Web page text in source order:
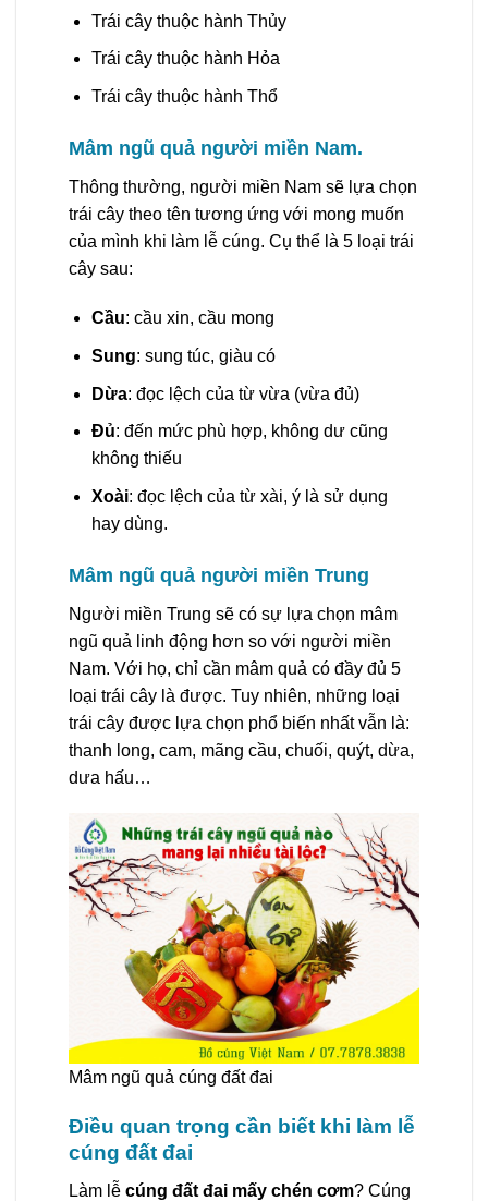
Trái cây thuộc hành Thủy
Trái cây thuộc hành Hỏa
Trái cây thuộc hành Thổ
Mâm ngũ quả người miền Nam.
Thông thường, người miền Nam sẽ lựa chọn
trái cây theo tên tương ứng với mong muốn
của mình khi làm lễ cúng. Cụ thể là 5 loại trái
cây sau:
Cầu: cầu xin, cầu mong
Sung: sung túc, giàu có
Dừa: đọc lệch của từ vừa (vừa đủ)
Đủ: đến mức phù hợp, không dư cũng
không thiếu
Xoài: đọc lệch của từ xài, ý là sử dụng
hay dùng.
Mâm ngũ quả người miền Trung
Người miền Trung sẽ có sự lựa chọn mâm
ngũ quả linh động hơn so với người miền
Nam. Với họ, chỉ cần mâm quả có đầy đủ 5
loại trái cây là được. Tuy nhiên, những loại
trái cây được lựa chọn phổ biến nhất vẫn là:
thanh long, cam, mãng cầu, chuối, quýt, dừa,
dưa hấu…
Mâm ngũ quả cúng đất đai
Điều quan trọng cần biết khi làm lễ
cúng đất đai
Làm lễ cúng đất đai mấy chén cơm? Cúng